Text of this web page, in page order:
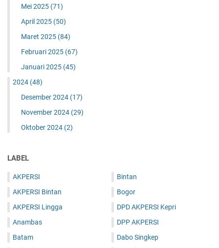
Mei 2025 (71)
April 2025 (50)
Maret 2025 (84)
Februari 2025 (67)
Januari 2025 (45)
2024 (48)
Desember 2024 (17)
November 2024 (29)
Oktober 2024 (2)
LABEL
AKPERSI
AKPERSI Bintan
AKPERSI Lingga
Anambas
Batam
Bintan
Bogor
DPD AKPERSI Kepri
DPP AKPERSI
Dabo Singkep